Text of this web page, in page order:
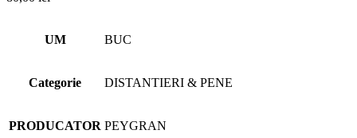
UM BUC
Categorie DISTANTIERI & PENE
PRODUCATOR PEYGRAN